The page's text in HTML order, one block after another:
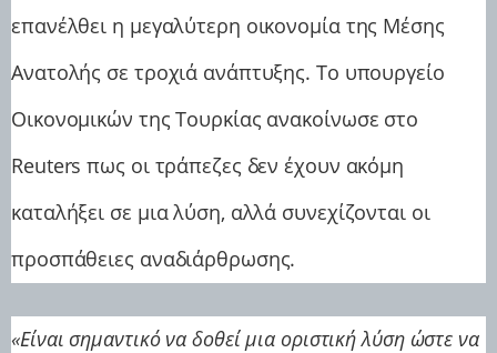
επανέλθει η μεγαλύτερη οικονομία της Μέσης
Ανατολής σε τροχιά ανάπτυξης. Το υπουργείο
Οικονομικών της Τουρκίας ανακοίνωσε στο
Reuters πως οι τράπεζες δεν έχουν ακόμη
καταλήξει σε μια λύση, αλλά συνεχίζονται οι
προσπάθειες αναδιάρθρωσης.
«Είναι σημαντικό να δοθεί μια οριστική λύση ώστε να